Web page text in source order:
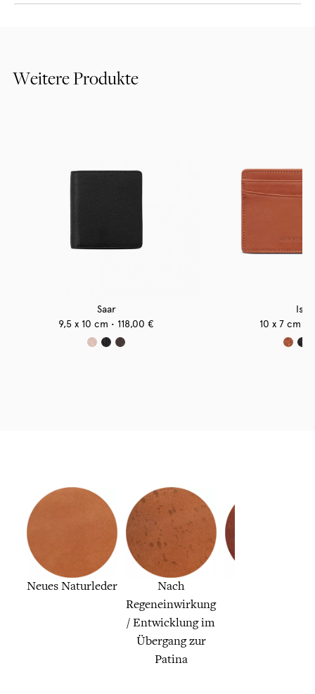
Weitere Produkte
Saar
9,5 x 10 cm
118,00€
Ise
10 x 7 cm
Neues Naturleder
Nach
Regeneinwirkung
/ Entwicklung im
Übergang zur
Patina